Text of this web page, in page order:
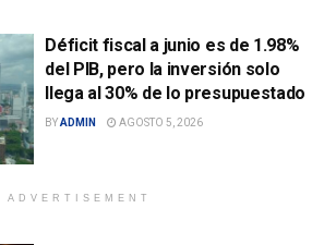
Déficit fiscal a junio es de 1.98%
del PIB, pero la inversión solo
llega al 30% de lo presupuestado
BYADMIN AGOSTO 5, 2026
ADVERTISEMENT